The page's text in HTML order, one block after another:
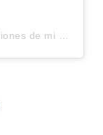
Una publicación compartida por Soluciones de mi Gente - Sonora (@solucionesdemigente.sonora)